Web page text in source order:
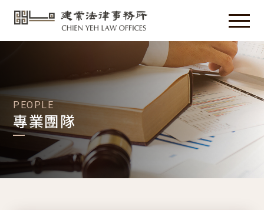
PEOPLE
專業團隊